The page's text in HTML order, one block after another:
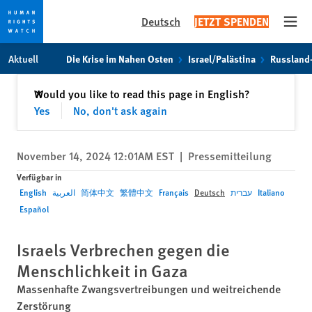
Skip
to
Skip
to
content
Deutsch JETZT SPENDEN
Aktuell Die Krise im Nahen Osten Israel/Palästina
Would you like to read this page in English?
Yes
No, don't ask again
✕Schließen
November 14, 2024 12:01AM EST | Pressemitteilung
Verfügbar in
English العربية 简体中文 繁體中文 Français Deutsch עברית Italiano
Español
Israels Verbrechen gegen die
Menschlichkeit in Gaza
Massenhafte Zwangsvertreibungen und weitreichende
Zerstörung